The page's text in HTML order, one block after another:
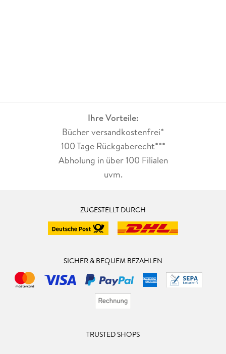
Ihre Vorteile:
Bücher versandkostenfrei*
100 Tage Rückgaberecht***
Abholung in über 100 Filialen
uvm.
ZUGESTELLT DURCH
SICHER & BEQUEM BEZAHLEN
TRUSTED SHOPS